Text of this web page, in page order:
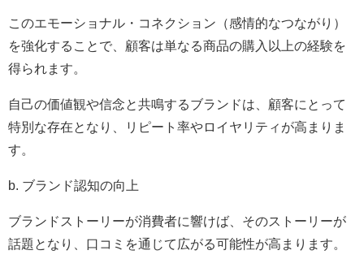
このエモーショナル・コネクション（感情的なつながり）
を強化することで、顧客は単なる商品の購入以上の経験を
得られます。
自己の価値観や信念と共鳴するブランドは、顧客にとって
特別な存在となり、リピート率やロイヤリティが高まりま
す。
b. ブランド認知の向上
ブランドストーリーが消費者に響けば、そのストーリーが
話題となり、口コミを通じて広がる可能性が高まります。